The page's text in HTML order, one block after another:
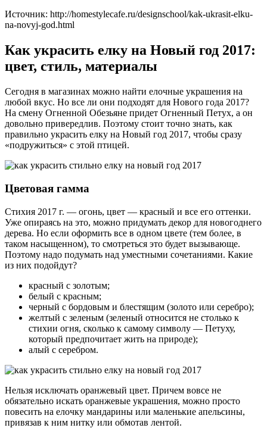
Источник: http://homestylecafe.ru/designschool/kak-ukrasit-elku-
na-novyj-god.html
Как украсить елку на Новый год 2017:
цвет, стиль, материалы
Сегодня в магазинах можно найти елочные украшения на
любой вкус. Но все ли они подходят для Нового года 2017?
На смену Огненной Обезьяне придет Огненный Петух, а он
довольно привередлив. Поэтому стоит точно знать, как
правильно украсить елку на Новый год 2017, чтобы сразу
«подружиться» с этой птицей.
Цветовая гамма
Стихия 2017 г. — огонь, цвет — красный и все его оттенки.
Уже опираясь на это, можно придумать декор для новогоднего
дерева. Но если оформить все в одном цвете (тем более, в
таком насыщенном), то смотреться это будет вызывающе.
Поэтому надо подумать над уместными сочетаниями. Какие
из них подойдут?
красный с золотым;
белый с красным;
черный с бордовым и блестящим (золото или серебро);
желтый с зеленым (зеленый относится не столько к
стихии огня, сколько к самому символу — Петуху,
который предпочитает жить на природе);
алый с серебром.
Нельзя исключать оранжевый цвет. Причем вовсе не
обязательно искать оранжевые украшения, можно просто
повесить на елочку мандарины или маленькие апельсины,
привязав к ним нитку или обмотав лентой.